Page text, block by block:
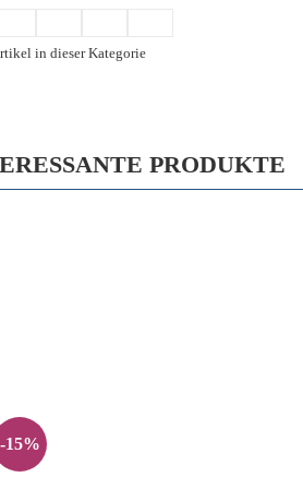
in dieser Kategorie
PRODUKTE
-15%